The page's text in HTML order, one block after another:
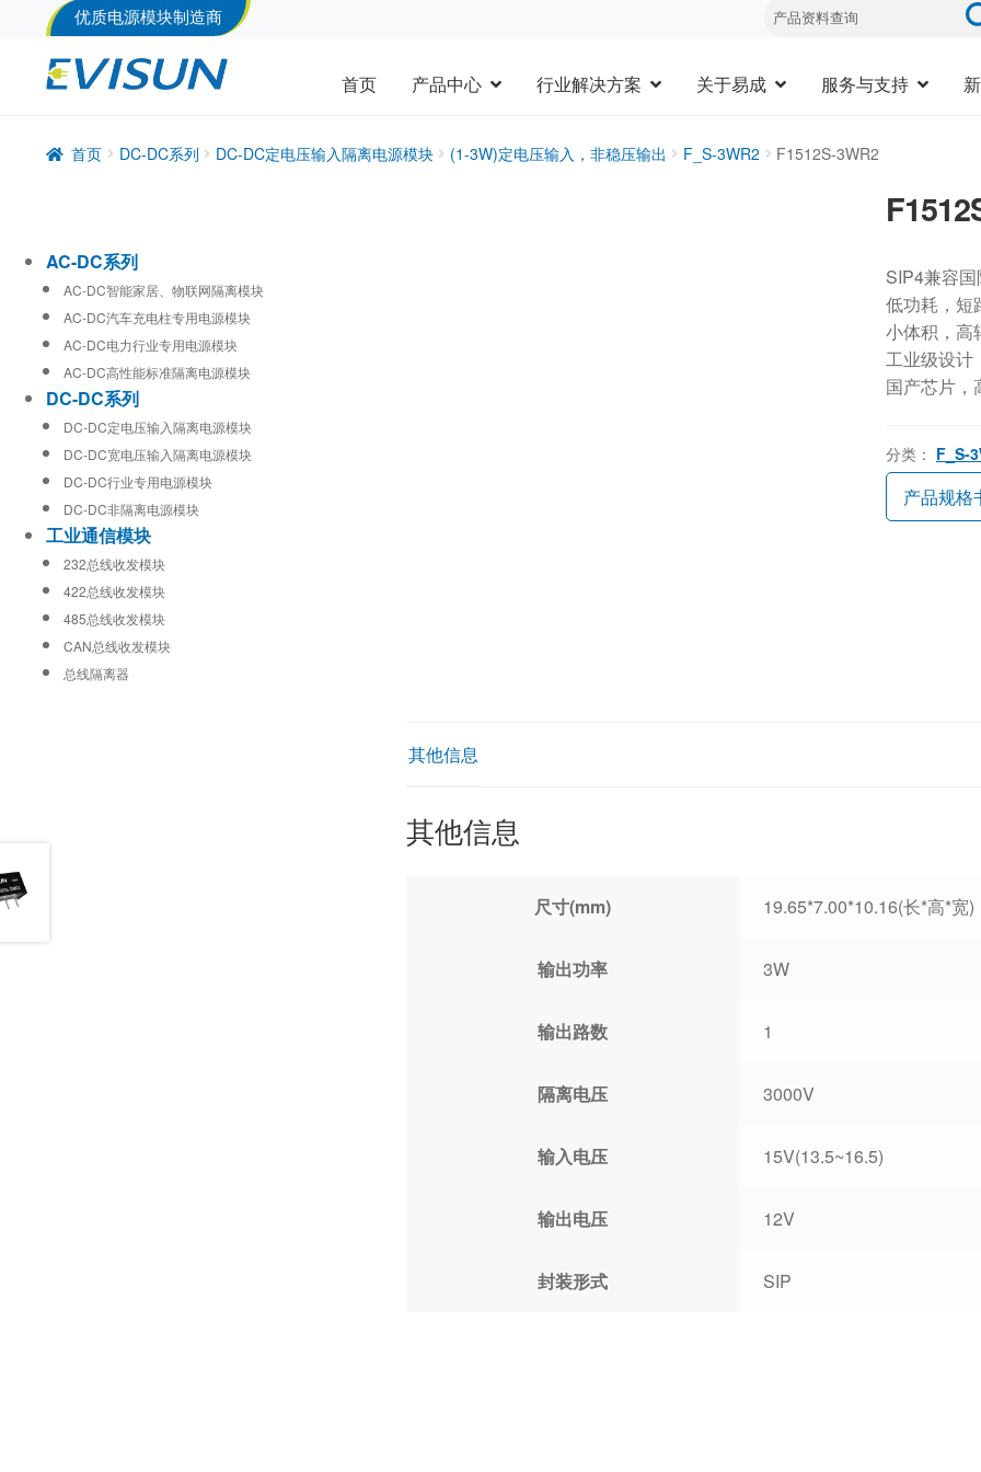
优质电源模块制造商
首页 产品中心 行业解决方案 关于易成 服务与支持
首页 DC-DC系列 DC-DC定电压输入隔离电源模块 (1-3W)定电压输入，非稳压输出 F_S-3WR2 F1512S-3WR2
SIP4兼容
低功耗，短
小体积，高
工业级设计
国产芯片，
分类： F_S-
产品规格
其他信息
其他信息
尺寸(mm) 19.65*7.00*10.16(长*高*宽)
输出功率 3W
输出路数 1
隔离电压 3000V
输入电压 15V(13.5~16.5)
输出电压 12V
封装形式 SIP
AC-DC系列
AC-DC智能家居、物联网隔离模块
AC-DC汽车充电柱专用电源模块
AC-DC电力行业专用电源模块
AC-DC高性能标准隔离电源模块
DC-DC系列
DC-DC定电压输入隔离电源模块
DC-DC宽电压输入隔离电源模块
DC-DC行业专用电源模块
DC-DC非隔离电源模块
工业通信模块
232总线收发模块
422总线收发模块
485总线收发模块
CAN总线收发模块
总线隔离器